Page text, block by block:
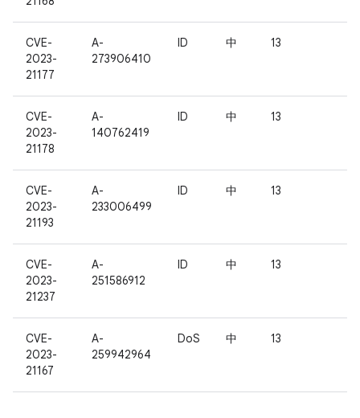
CVE-
2023-
21177
A-
273906410
ID 中 13
CVE-
2023-
21178
A-
140762419
ID 中 13
CVE-
2023-
21193
A-
233006499
ID 中 13
CVE-
2023-
21237
A-
251586912
ID 中 13
CVE-
2023-
21167
A-
259942964
DoS 中 13